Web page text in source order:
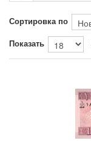
Сортировка по
Показать